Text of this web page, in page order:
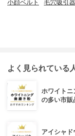
小顔ベルト 毛穴吸引器
よく見られている
ホワイトニ
の多い市販
アイシャ